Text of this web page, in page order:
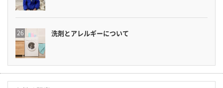
洗剤とアレルギーについて